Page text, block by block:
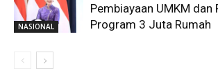
NASIONAL
Pembiayaan UMKM dan
Program 3 Juta Rumah